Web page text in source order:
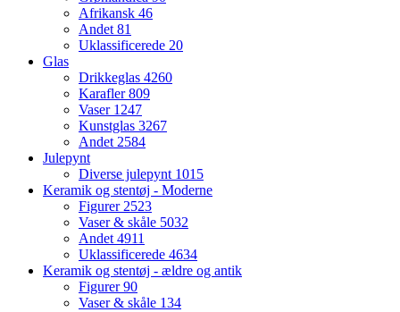
Afrikansk 46
Andet 81
Uklassificerede 20
Glas
Drikkeglas 4260
Karafler809
Vaser 1247
Kunstglas 3267
Andet 2584
Julepynt
Diverse julepynt 1015
Keramik og stentøj - Moderne
Figurer 2523
Vaser & skåle 5032
Andet 4911
Uklassificerede 4634
Keramik og stentøj - ældre og antik
Figurer90
Vaser & skåle 134